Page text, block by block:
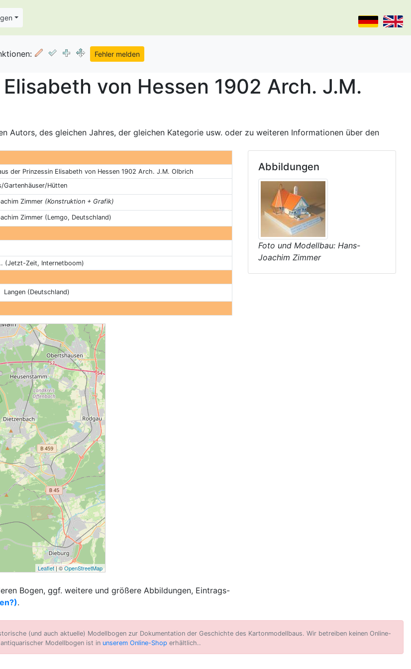
von Hessen 1902 Arch. J.M.
Autors, des gleichen Jahres, der gleichen Kategorie usw. oder zu weiteren Informationen über den
der Prinzessin Elisabeth von Hessen 1902 Arch. J.M. Olbrich
Gartenhäuser/Hütten
Zimmer (Konstruktion + Grafik)
Zimmer (Lemgo, Deutschland)
(Jetzt-Zeit, Internetboom)
Langen (Deutschland)
Leaflet| ©OpenStreetMap
Bogen, ggf. weitere und größere Abbildungen, Eintrags-
.
Abbildungen
Foto und Modellbau: Hans-
Joachim Zimmer
(und auch aktuelle) Modellbogen zur Dokumentation der Geschichte des Kartonmodellbaus. Wir betreiben keinen Online-
Modellbogen ist in unserem Online-Shop erhältlich..